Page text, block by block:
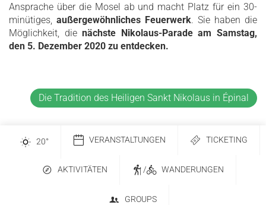
Ansprache über die Mosel ab und macht Platz für ein 30-
minütiges, außergewöhnliches Feuerwerk. Sie haben die
Möglichkeit, dienächste Nikolaus-Parade am Samstag,
den 5. Dezember 2020 zu entdecken.
Die Tradition des Heiligen Sankt Nikolaus in Épinal
20° VERANSTALTUNGEN TICKETING
AKTIVITÄTEN / WANDERUNGEN
GROUPS